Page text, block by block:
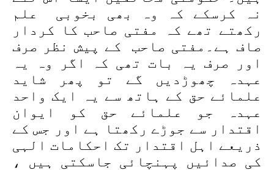
نہ کرسکے کہ وہ بھی بخوبی علم
رکھتے تھے کہ مفتی صاحب کا کردار
صاف ہے۔مفتی صاحب کے پیش نظر صرف
اور صرف یہ بات تھی کہ اگر وہ یہ
عہدہ چھوڑدیں گے تو پھر شاید
علمائے حق کے ہاتھ سے یہ ایک واحد
عہدہ جو علمائے حق کو ایوان
اقتدار سے جوڑے رکھتا ہے اور جس کے
ذریعے اہل اقتدار تک احکامات الہی
کی صدائیں پہنچائی جاسکتی ہیں ،